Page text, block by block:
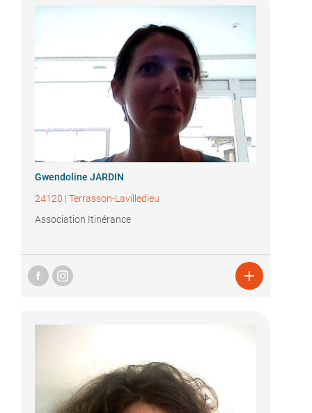
Gwendoline JARDIN
24120 | Terrasson-Lavilledieu
Association Itinérance
